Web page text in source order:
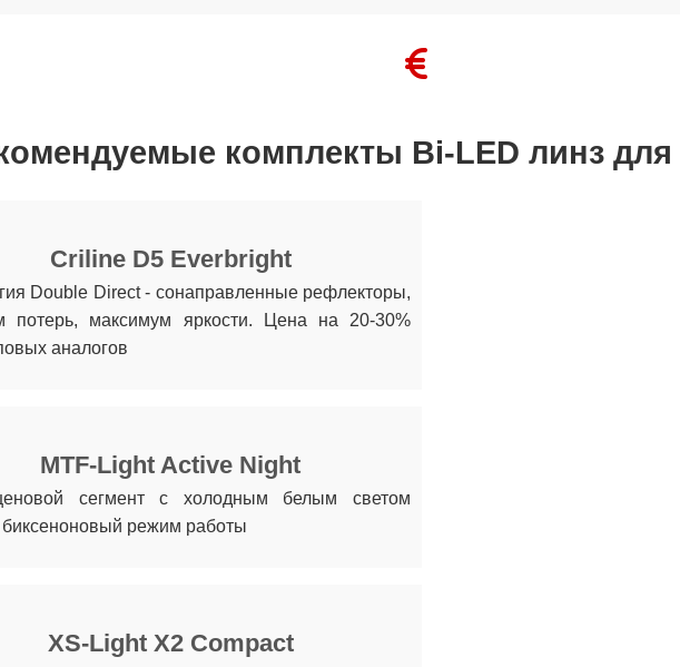
комплекты Bi-LED линз для
Criline D5 Everbright
Double Direct - сонаправленные рефлекторы,
потерь, максимум яркости. Цена на 20-30%
аналогов
MTF-Light Active Night
сегмент с холодным белым светом
биксеноновый режим работы
XS-Light X2 Compact